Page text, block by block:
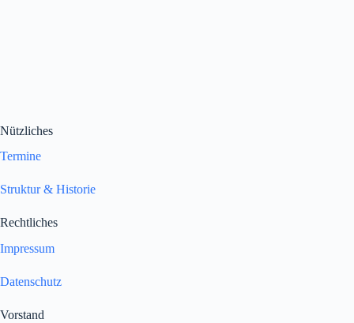
Nützliches
Termine
Struktur & Historie
Rechtliches
Impressum
Datenschutz
Vorstand